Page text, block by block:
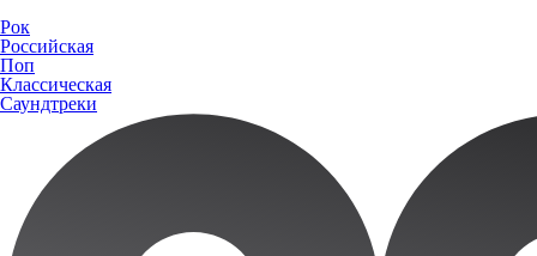
Рок
Российская
Поп
Классическая
Саундтреки